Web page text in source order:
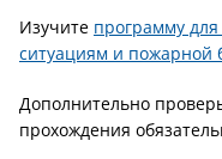
Изучите программу
ситуациям и пожарной
Дополнительно
прохождения